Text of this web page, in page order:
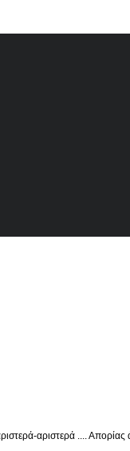
αριστερά .... Απορίας